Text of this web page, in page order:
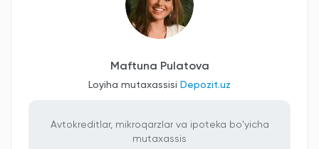
Maftuna Pulatova
Loyiha mutaxassisi Depozit.uz
Avtokreditlar, mikroqarzlar va ipoteka bo'yicha
mutaxassis